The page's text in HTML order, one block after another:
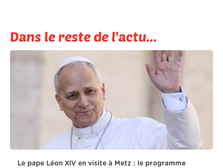
Dans le reste de l'actu...
Le pape Léon XIV en visite à Metz : le programme